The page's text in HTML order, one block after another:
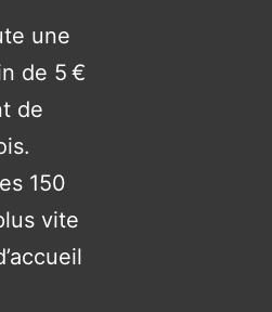
une
de 5 €
de
150
vite